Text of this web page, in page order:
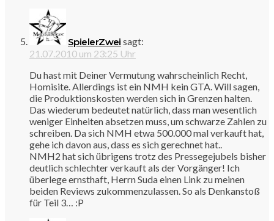
SpielerZwei sagt:
21.07.2010 um 23:25 Uhr
Du hast mit Deiner Vermutung wahrscheinlich Recht,
Homisite. Allerdings ist ein NMH kein GTA. Will sagen,
die Produktionskosten werden sich in Grenzen halten.
Das wiederum bedeutet natürlich, dass man wesentlich
weniger Einheiten absetzen muss, um schwarze Zahlen zu
schreiben. Da sich NMH etwa 500.000 mal verkauft hat,
gehe ich davon aus, dass es sich gerechnet hat..
NMH2 hat sich übrigens trotz des Pressegejubels bisher
deutlich schlechter verkauft als der Vorgänger! Ich
überlege ernsthaft, Herrn Suda einen Link zu meinen
beiden Reviews zukommenzulassen. So als Denkanstoß
für Teil 3… :P